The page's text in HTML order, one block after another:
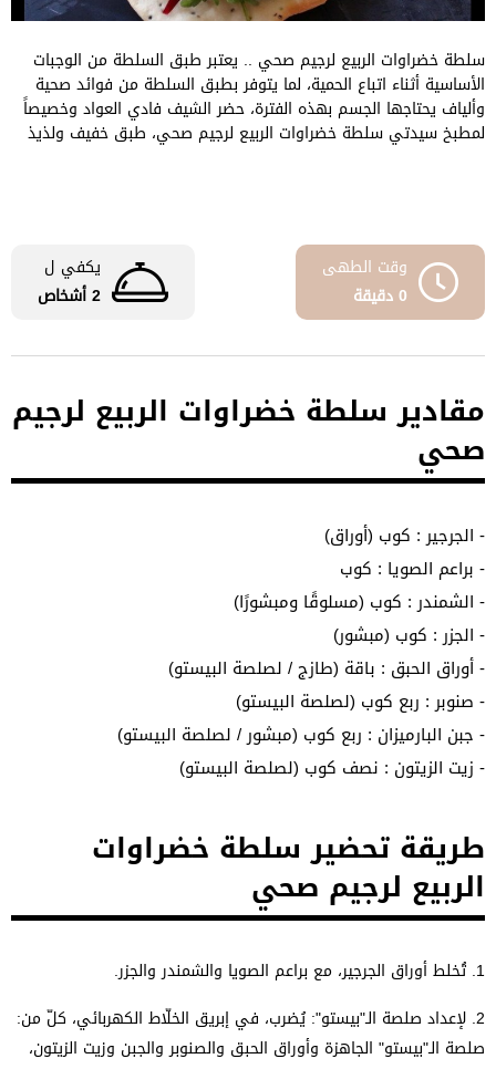
سلطة خضراوات الربيع لرجيم صحي .. يعتبر طبق السلطة من الوجبات
الأساسية أثناء اتباع الحمية، لما يتوفر بطبق السلطة من فوائد صحية
وألياف يحتاجها الجسم بهذه الفترة، حضر الشيف فادي العواد وخصيصاً
لمطبخ سيدتي سلطة خضراوات الربيع لرجيم صحي، طبق خفيف ولذيذ
وقت الطهى
0 دقيقة
يكفي ل
2 أشخاص
مقادير سلطة خضراوات الربيع لرجيم
صحي
- الجرجير : كوب (أوراق)
- براعم الصويا : كوب
- الشمندر : كوب (مسلوقًا ومبشورًا)
- الجزر : كوب (مبشور)
- أوراق الحبق : باقة (طازج / لصلصة البيستو)
- صنوبر : ربع كوب (لصلصة البيستو)
- جبن البارميزان : ربع كوب (مبشور / لصلصة البيستو)
- زيت الزيتون : نصف كوب (لصلصة البيستو)
طريقة تحضير سلطة خضراوات
الربيع لرجيم صحي
1. تُخلط أوراق الجرجير، مع براعم الصويا والشمندر والجزر.
2. لإعداد صلصة الـ"بيستو": يُضرب، في إبريق الخلّاط الكهربائي، كلّ من:
صلصة الـ"بيستو" الجاهزة وأوراق الحبق والصنوبر والجبن وزيت الزيتون،